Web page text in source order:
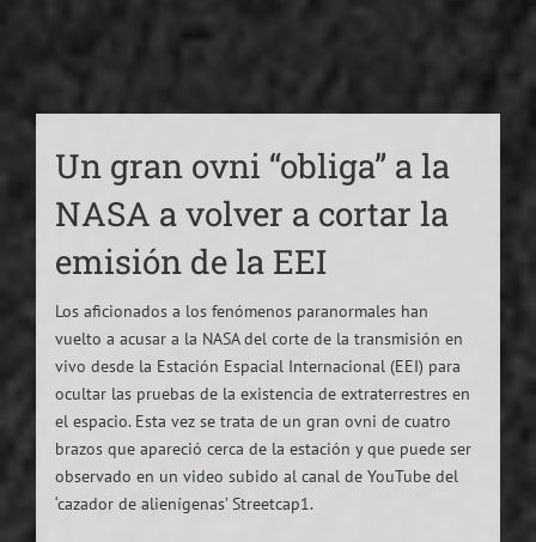
Un gran ovni “obliga” a la
NASA a volver a cortar la
emisión de la EEI
Los aficionados a los fenómenos paranormales han
vuelto a acusar a la NASA del corte de la transmisión en
vivo desde la Estación Espacial Internacional (EEI) para
ocultar las pruebas de la existencia de extraterrestres en
el espacio. Esta vez se trata de un gran ovni de cuatro
brazos que apareció cerca de la estación y que puede ser
observado en un video subido al canal de YouTube del
‘cazador de alienígenas’ Streetcap1.